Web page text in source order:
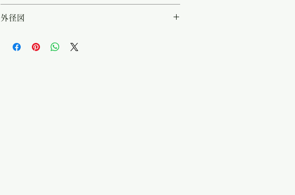
47Hz - 63Hz ・最終(BULK)充電電圧：28.8V /
29.4V ・維持(FLOAT)充電電圧：27.0V /
囲：-20℃ - +50℃（結露無きこと） ・効率：
信頼性 ・バルク電圧(最終充電電圧)2種 フロート
可能 ・リモートコントローラー（オプション）
外径図
417532210.pdf